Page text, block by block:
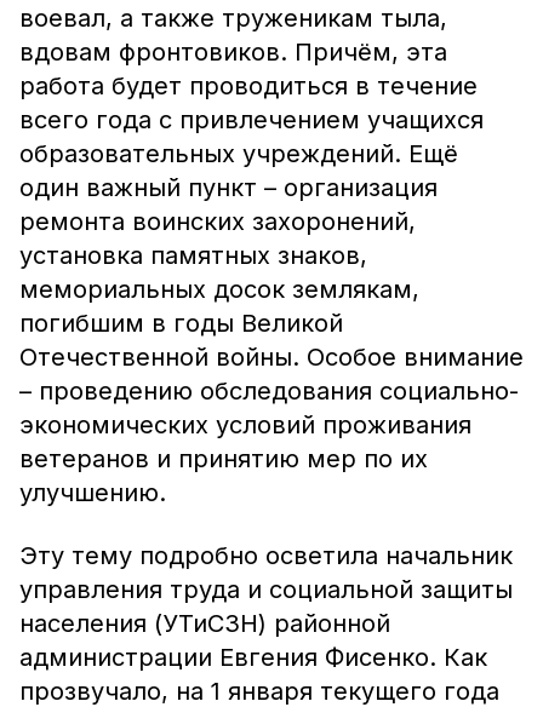
воевал, а также труженикам тыла,
вдовам фронтовиков. Причём, эта
работа будет проводиться в течение
всего года с привлечением учащихся
образовательных учреждений. Ещё
один важный пункт – организация
ремонта воинских захоронений,
установка памятных знаков,
мемориальных досок землякам,
погибшим в годы Великой
Отечественной войны. Особое внимание
– проведению обследования социально-
экономических условий проживания
ветеранов и принятию мер по их
улучшению.
Эту тему подробно осветила начальник
управления труда и социальной защиты
населения (УТиСЗН) районной
администрации Евгения Фисенко. Как
прозвучало, на 1 января текущего года